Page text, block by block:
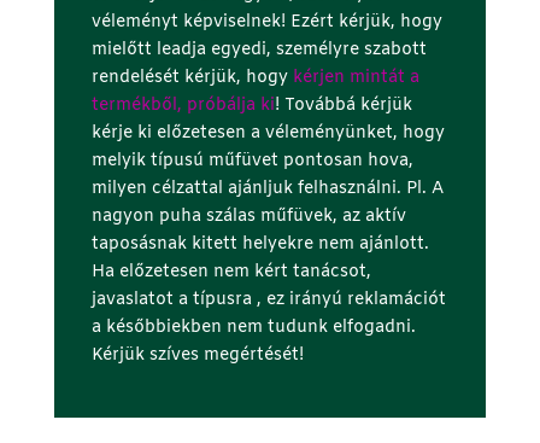
véleményt képviselnek! Ezért kérjük, hogy
mielőtt leadja egyedi, személyre szabott
rendelését kérjük, hogy kérjen mintát a
termékből, próbálja ki! Továbbá kérjük
kérje ki előzetesen a véleményünket, hogy
melyik típusú műfüvet pontosan hova,
milyen célzattal ajánljuk felhasználni. Pl. A
nagyon puha szálas műfüvek, az aktív
taposásnak kitett helyekre nem ajánlott.
Ha előzetesen nem kért tanácsot,
javaslatot a típusra , ez irányú reklamációt
a későbbiekben nem tudunk elfogadni.
Kérjük szíves megértését!